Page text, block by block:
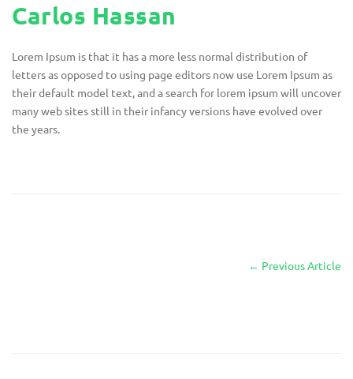
Carlos Hassan
Lorem Ipsum is that it has a more less normal distribution of
letters as opposed to using page editors now use Lorem Ipsum as
their default model text, and a search for lorem ipsum will uncover
many web sites still in their infancy versions have evolved over
the years.
← Previous Article